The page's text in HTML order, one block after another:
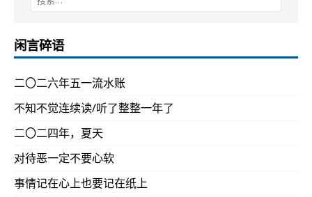
闲言碎语
二〇二六年五一流水账
不知不觉连续读/听了整整一年了
二〇二四年，夏天
对待恶一定不要心软
事情记在心上也要记在纸上